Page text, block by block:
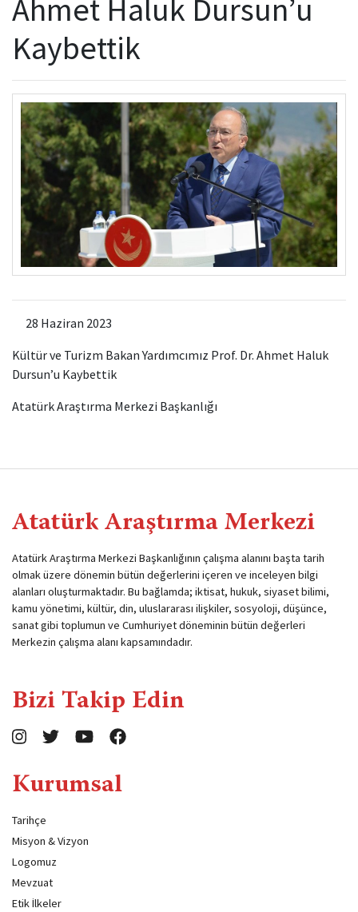
Ahmet Haluk Dursun’u
Kaybettik
28 Haziran 2023
Kültür ve Turizm Bakan Yardımcımız Prof. Dr. Ahmet Haluk
Dursun’u Kaybettik
Atatürk Araştırma Merkezi Başkanlığı
Atatürk Araştırma Merkezi
Atatürk Araştırma Merkezi Başkanlığının çalışma alanını başta tarih
olmak üzere dönemin bütün değerlerini içeren ve inceleyen bilgi
alanları oluşturmaktadır. Bu bağlamda; iktisat, hukuk, siyaset bilimi,
kamu yönetimi, kültür, din, uluslararası ilişkiler, sosyoloji, düşünce,
sanat gibi toplumun ve Cumhuriyet döneminin bütün değerleri
Merkezin çalışma alanı kapsamındadır.
Bizi Takip Edin
Kurumsal
Tarihçe
Misyon & Vizyon
Logomuz
Mevzuat
Etik İlkeler
Hizmet Envanteri
Uluslararası Yayıncılık
Ödüller
Başvurular
Projeler